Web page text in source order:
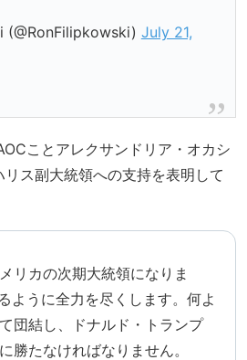
July 21,
ことアレクサンドリア・オカシ
ス副大統領への支持を表明して
リカの次期大統領になりま
ように全力を尽くします。何よ
団結し、ドナルド・トランプ
勝たなければなりません。